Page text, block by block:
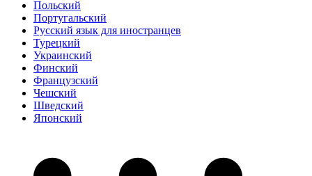
Польский
Португальский
Русский язык для иностранцев
Турецкий
Украинский
Финский
Французский
Чешский
Шведский
Японский